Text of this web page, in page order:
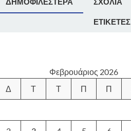
ΕΤΙΚΈΤΕΣ
Φεβρουάριος 2026
Δ
Τ Τ Π Π